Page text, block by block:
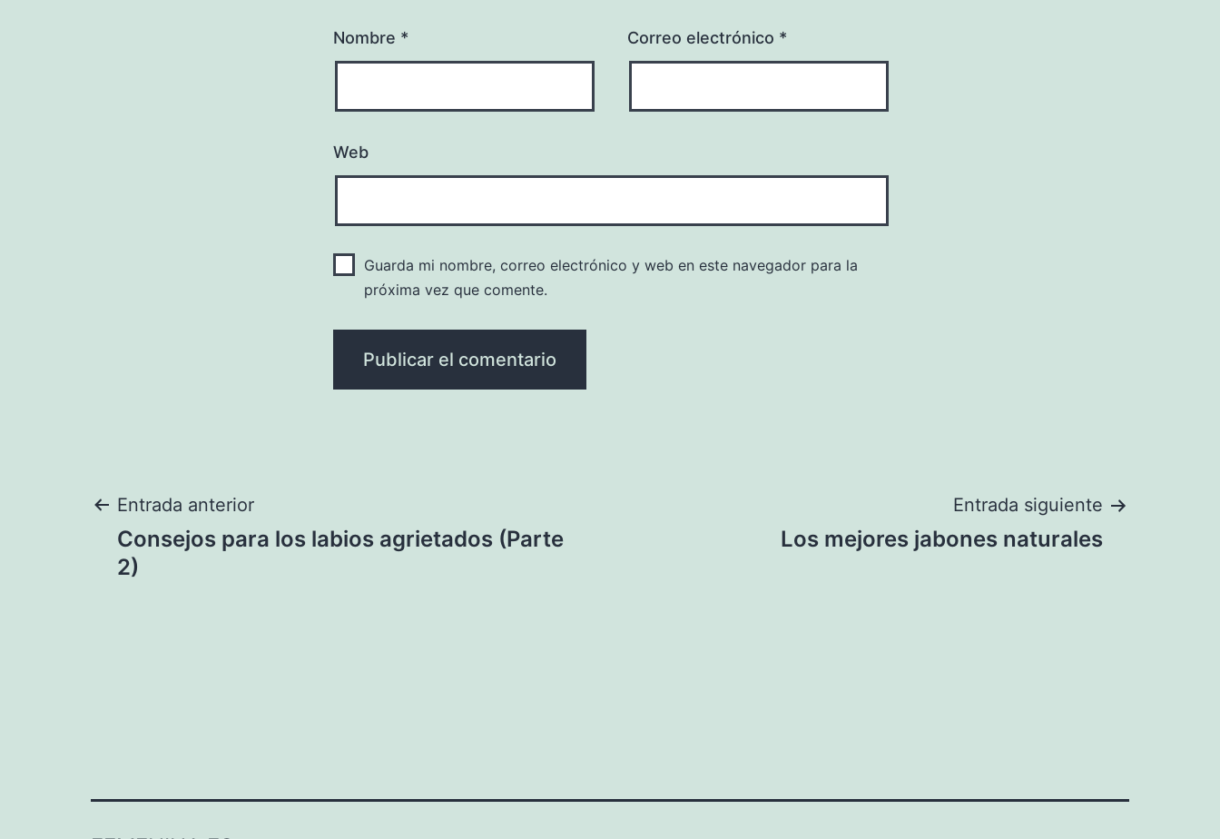
Nombre * Correo electrónico *
Web
Guarda mi nombre, correo electrónico y web en este navegador para la
próxima vez que comente.
Navegación
de
Entrada anterior
Consejos para los labios agrietados (Parte
2)
Entrada siguiente
Los mejores jabones naturales